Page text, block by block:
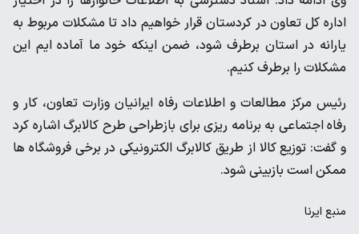
اداره کل تعاون در کردستان قرار خواهیم داد تا مشکلات مربوط به
یارانه در استان برطرف شود، ضمن اینکه خود ما آماده ایم این
مشکلات را برطرف کنیم.
رئیس مرکز مطالعات و اطلاعات رفاه ایرانیان وزارت تعاون، کار و
رفاه اجتماعی به برنامه ریزی برای بازطراحی طرح کالابرگ اشاره کرد
و گفت: توزیع کالا از طریق کالابرگ الکترونیکی در برخی فروشگاه ها
ممکن است بازبینی شود.
منبع ایرنا